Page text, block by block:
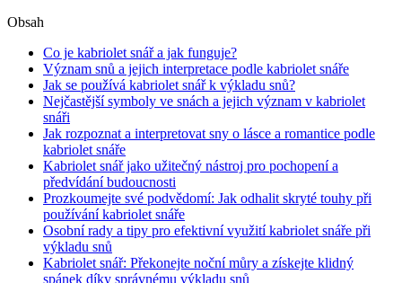
Obsah
Co je kabriolet snář a jak funguje?
Význam snů a jejich interpretace podle kabriolet snáře
Jak se používá kabriolet snář k výkladu snů?
Nejčastější symboly ve snách a jejich význam v kabriolet
snáři
Jak rozpoznat a interpretovat sny o lásce a romantice podle
kabriolet snáře
Kabriolet snář jako užitečný nástroj pro pochopení a
předvídání budoucnosti
Prozkoumejte své podvědomí: Jak odhalit skryté touhy při
používání kabriolet snáře
Osobní rady a tipy pro efektivní využití kabriolet snáře při
výkladu snů
Kabriolet snář: Překonejte noční můry a získejte klidný
spánek díky správnému výkladu snů